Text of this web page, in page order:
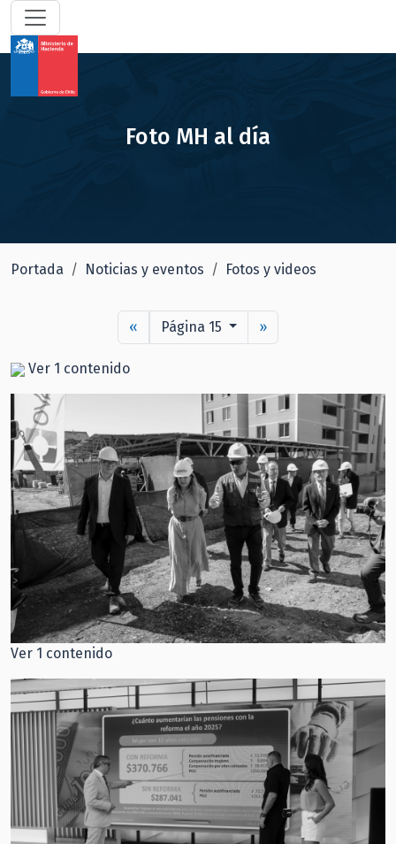
Foto MH al día
Portada Noticias y eventos Fotos y videos
« Página 15 »
Ver 1 contenido
Ver 1 contenido